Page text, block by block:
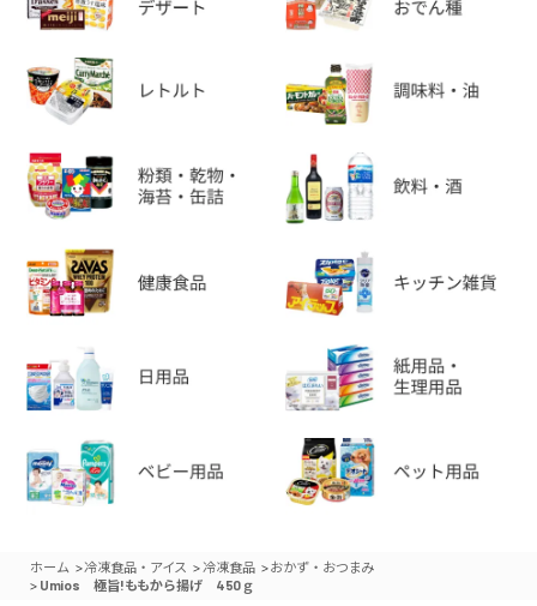
ホーム >冷凍食品・アイス > 冷凍食品 >おかず・おつまみ
> Umios 極旨!ももから揚げ 450ｇ